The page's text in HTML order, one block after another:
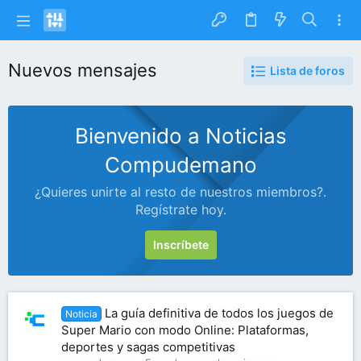
Nuevos mensajes Lista de foros
Bienvenido a Noticias
Compudemano
¿Quieres unirte al resto de nuestros miembros?.
Regístrate hoy.
Inscríbete
Noticia
La guía definitiva de todos los juegos de
Super Mario con modo Online: Plataformas,
deportes y sagas competitivas